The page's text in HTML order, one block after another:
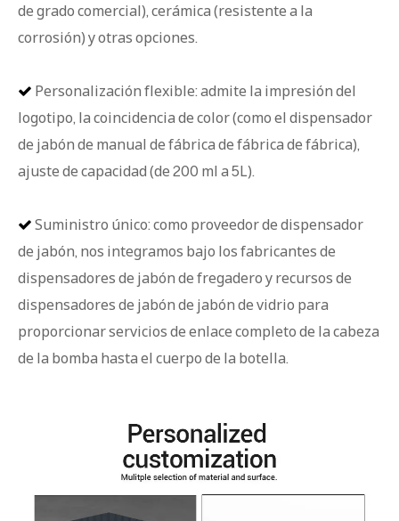
de grado comercial), cerámica (resistente a la
corrosión) y otras opciones.
 Personalización flexible: admite la impresión del
logotipo, la coincidencia de color (como el dispensador
de jabón de manual de fábrica de fábrica de fábrica),
ajuste de capacidad (de 200 ml a 5L).
 Suministro único: como proveedor de dispensador
de jabón, nos integramos bajo los fabricantes de
dispensadores de jabón de fregadero y recursos de
dispensadores de jabón de jabón de vidrio para
proporcionar servicios de enlace completo de la cabeza
de la bomba hasta el cuerpo de la botella.